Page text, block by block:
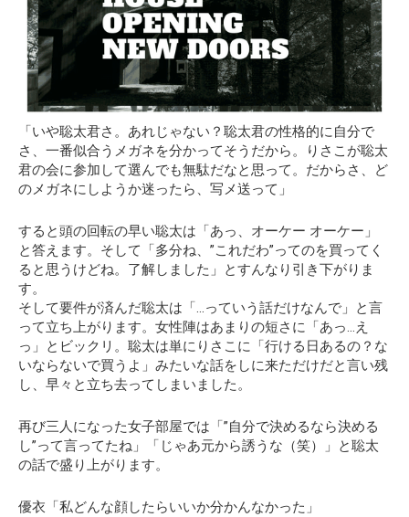
「いや聡太君さ。あれじゃない？聡太君の性格的に自分で
さ、一番似合うメガネを分かってそうだから。りさこが聡太
君の会に参加して選んでも無駄だなと思って。だからさ、ど
のメガネにしようか迷ったら、写メ送って」
すると頭の回転の早い聡太は「あっ、オーケー オーケー」
と答えます。そして「多分ね、”これだわ”ってのを買ってく
ると思うけどね。了解しました」とすんなり引き下がりま
す。
そして要件が済んだ聡太は「…っていう話だけなんで」と言
って立ち上がります。女性陣はあまりの短さに「あっ…え
っ」とビックリ。聡太は単にりさこに「行ける日あるの？な
いならないで買うよ」みたいな話をしに来ただけだと言い残
し、早々と立ち去ってしまいました。
再び三人になった女子部屋では「”自分で決めるなら決める
し”って言ってたね」「じゃあ元から誘うな（笑）」と聡太
の話で盛り上がります。
優衣「私どんな顔したらいいか分かんなかった」